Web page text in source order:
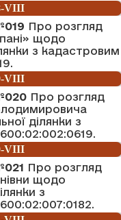
VIII
Про розгляд
щодо
з кадастровим
VIII
Про розгляд
ділянки з
VIII
Про розгляд
щодо
з